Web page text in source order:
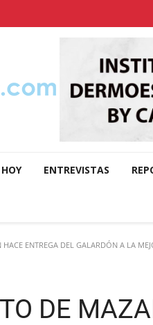
ENTREVISTAS
ENTREGA DEL GALARDÓN A LA
DE